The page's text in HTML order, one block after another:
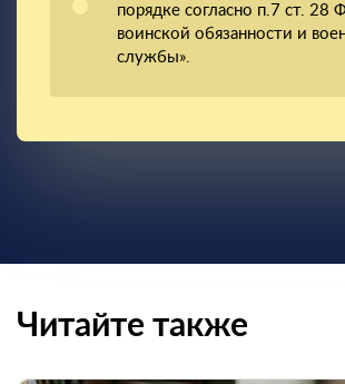
порядке согласно п.7 ст. 28
воинской обязанности и
службы».
Читайте также